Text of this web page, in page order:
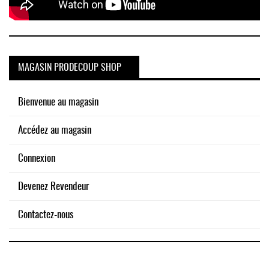
MAGASIN PRODECOUP SHOP
Bienvenue au magasin
Accédez au magasin
Connexion
Devenez Revendeur
Contactez-nous